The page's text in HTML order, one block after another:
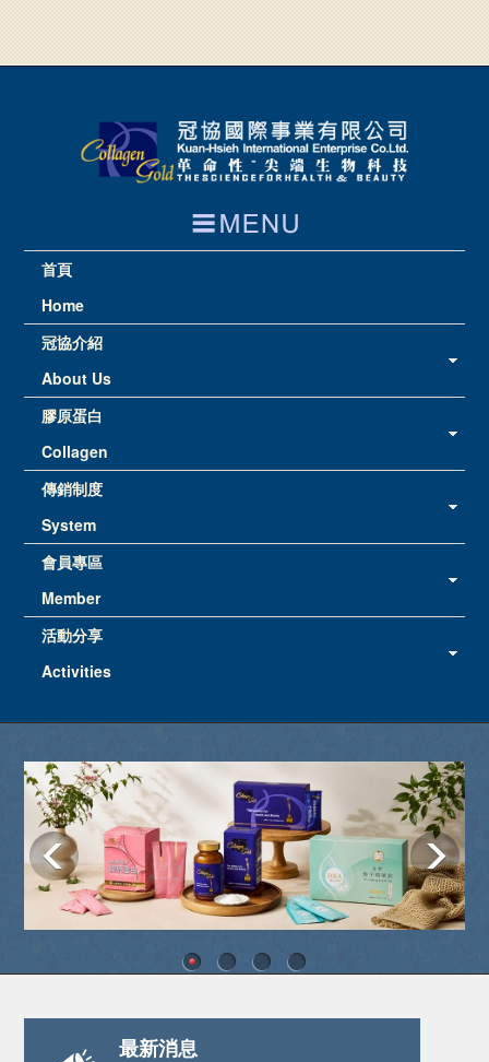
首頁
Home
冠協介紹
About Us
膠原蛋白
Collagen
傳銷制度
System
會員專區
Member
活動分享
Activities
最新消息